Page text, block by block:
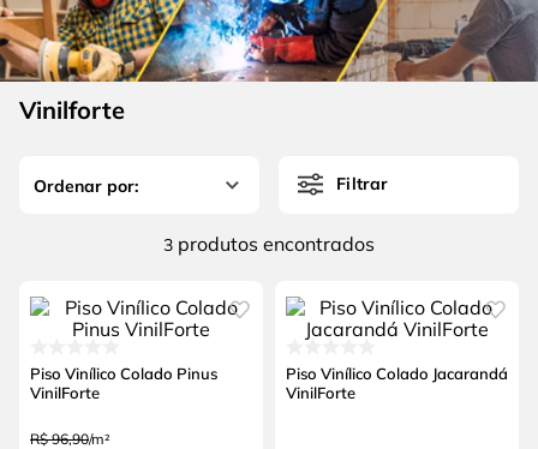
Vinilforte
Filtrar
3 produtos
Piso Vinílico Colado Pinus
VinilForte
R$ 96,90/m²
Piso Vinílico Colado Jacarandá
VinilForte
6º fio
7º serra copo
8º cabo flexivel
disco corte
4 º escada
5º serra circular
º fio
cabo flexivel